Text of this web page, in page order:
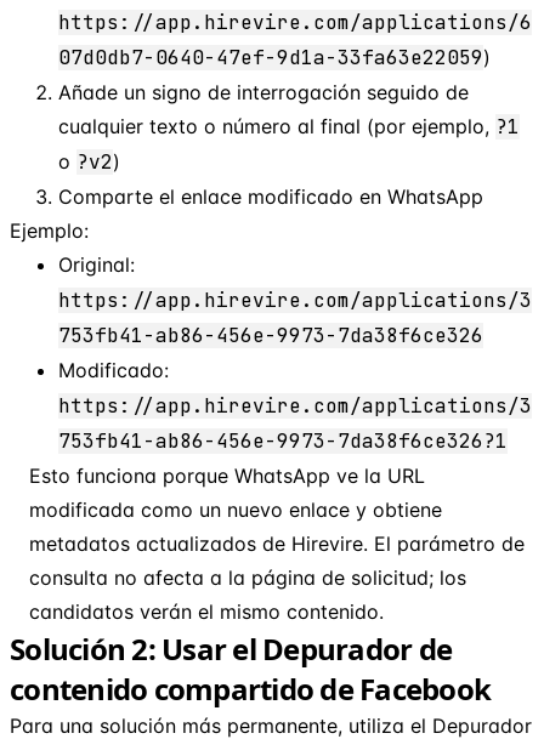
https://app.hirevire.com/applications/6
07d0db7-0640-47ef-9d1a-33fa63e22059)
Añade un signo de interrogación seguido de
cualquier texto o número al final (por ejemplo, ?1
o ?v2)
Comparte el enlace modificado en WhatsApp
Ejemplo:
Original:
https://app.hirevire.com/applications/3
753fb41-ab86-456e-9973-7da38f6ce326
Modificado:
https://app.hirevire.com/applications/3
753fb41-ab86-456e-9973-7da38f6ce326?1
Esto funciona porque WhatsApp ve la URL
modificada como un nuevo enlace y obtiene
metadatos actualizados de Hirevire. El parámetro de
consulta no afecta a la página de solicitud; los
candidatos verán el mismo contenido.
Solución 2: Usar el Depurador de
contenido compartido de Facebook
Para una solución más permanente, utiliza el Depurador